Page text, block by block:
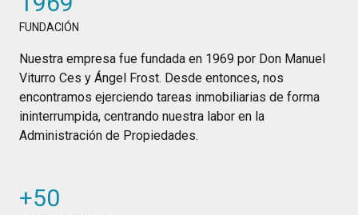
FUNDACIÓN
Nuestra empresa fue fundada en 1969 por Don Manuel
Viturro Ces y Ángel Frost. Desde entonces, nos
encontramos ejerciendo tareas inmobiliarias de forma
ininterrumpida, centrando nuestra labor en la
Administración de Propiedades.
+50